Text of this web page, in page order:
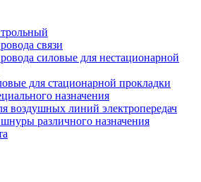
связи
силовые для нестационарной
для стационарной прокладки
назначения
воздушных линий электропередач
различного назначения